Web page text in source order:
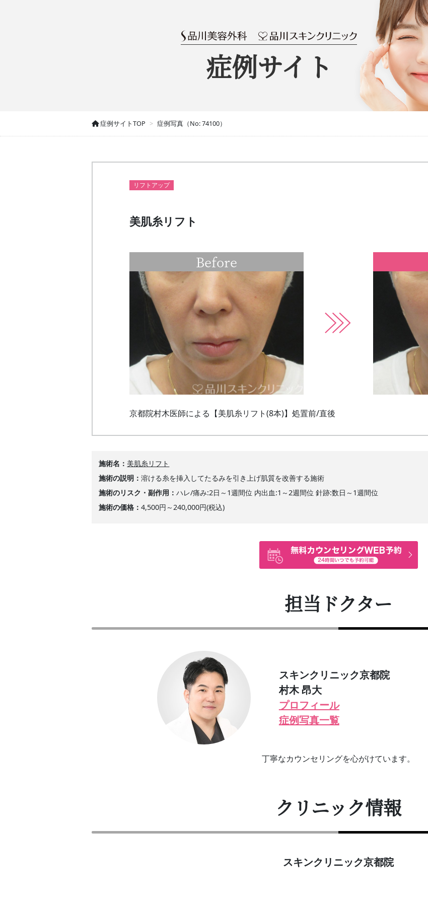
症例サイト
症例サイトTOP 症例写真（No: 74100）
リフトアップ
美肌糸リフト
Before
京都院村木医師による【美肌糸リフト(8本)】処置前/直後
施術名
美肌糸リフト
施術の説明
溶ける糸を挿入してたるみを引き上げ肌質を改善する施術
施術のリスク・副作用
ハレ/痛み:2日～1週間位 内出血:1～2週間位 針跡:数日～1週間位
施術の価格
4,500円～240,000円(税込)
担当ドクター
スキンクリニック京都院
村木 昂大
プロフィール
症例写真一覧
丁寧なカウンセリングを心がけています。
クリニック情報
スキンクリニック京都院